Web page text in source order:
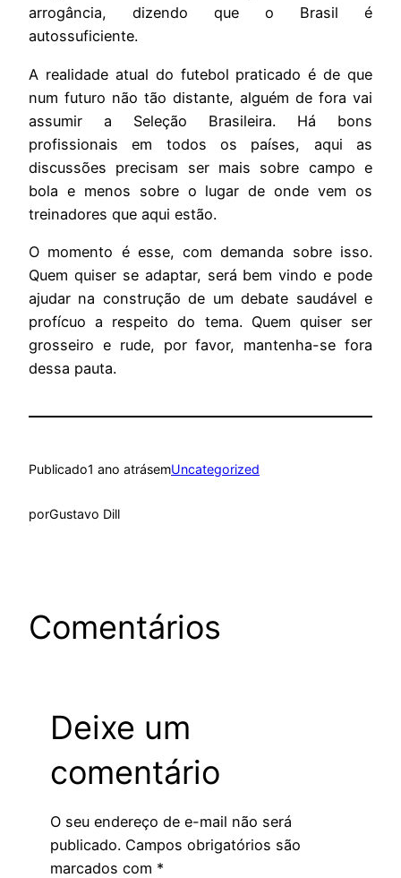
arrogância, dizendo que o Brasil é
autossuficiente.
A realidade atual do futebol praticado é de que
num futuro não tão distante, alguém de fora vai
assumir a Seleção Brasileira. Há bons
profissionais em todos os países, aqui as
discussões precisam ser mais sobre campo e
bola e menos sobre o lugar de onde vem os
treinadores que aqui estão.
O momento é esse, com demanda sobre isso.
Quem quiser se adaptar, será bem vindo e pode
ajudar na construção de um debate saudável e
profícuo a respeito do tema. Quem quiser ser
grosseiro e rude, por favor, mantenha-se fora
dessa pauta.
Publicado1 ano atrásemUncategorized
porGustavo Dill
Comentários
Deixe um
comentário
O seu endereço de e-mail não será
publicado. Campos obrigatórios são
marcados com *